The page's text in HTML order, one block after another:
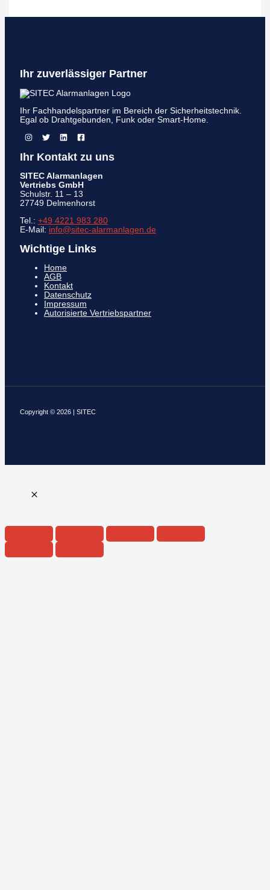
Ihr zuverlässiger Partner
Ihr Fachhandelspartner im Bereich der Sicherheitstechnik.
Egal ob Drahtgebunden, Funk oder Smart-Home.
Ihr Kontakt zu uns
SITEC Alarmanlagen
Vertriebs GmbH
Schulstr. 11 – 13
27749 Delmenhorst
Tel.: +49 4221 983 280
E-Mail: info@sitec-alarmanlagen.de
Wichtige Links
Home
AGB
Kontakt
Datenschutz
Impressum
Autorisierte Vertriebspartner
Copyright © 2026 | SITEC